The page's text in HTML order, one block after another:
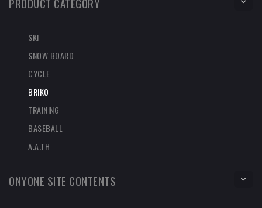
SKI
SNOW BOARD
CYCLE
BRIKO
TRAINING
BASEBALL
A.A.TH
ONYONE SITE CONTENTS